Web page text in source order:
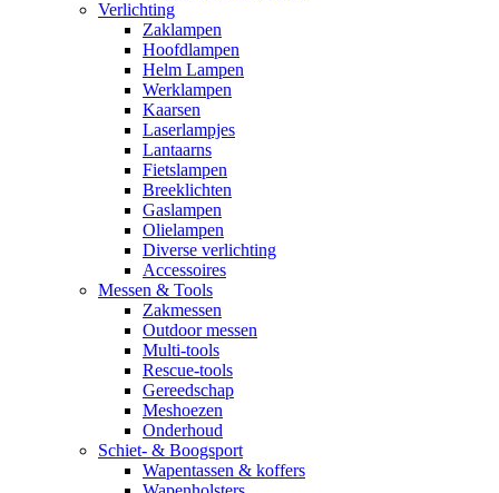
Verlichting
Zaklampen
Hoofdlampen
Helm Lampen
Werklampen
Kaarsen
Laserlampjes
Lantaarns
Fietslampen
Breeklichten
Gaslampen
Olielampen
Diverse verlichting
Accessoires
Messen & Tools
Zakmessen
Outdoor messen
Multi-tools
Rescue-tools
Gereedschap
Meshoezen
Onderhoud
Schiet- & Boogsport
Wapentassen & koffers